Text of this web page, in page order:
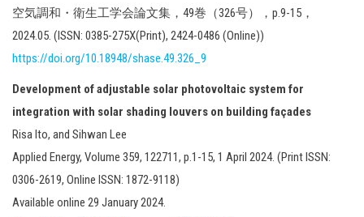
空気調和・衛生工学会論文集，49巻（326号），p.9-15，
2024.05. (ISSN: 0385-275X(Print), 2424-0486 (Online))
https://doi.org/10.18948/shase.49.326_9
Development of adjustable solar photovoltaic system for
integration with solar shading louvers on building façades
Risa Ito, and Sihwan Lee
Applied Energy, Volume 359, 122711, p.1-15, 1 April 2024. (Print ISSN:
0306-2619, Online ISSN: 1872-9118)
Available online 29 January 2024.